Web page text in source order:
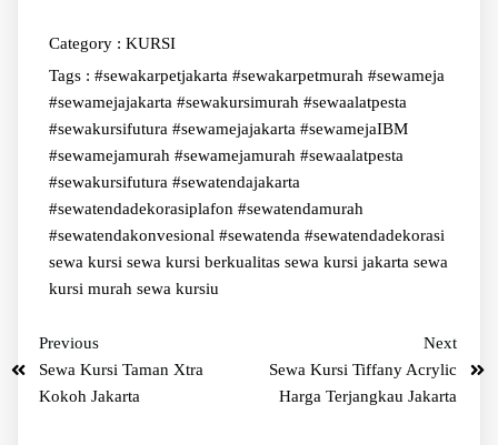
Category : KURSI
Tags : #sewakarpetjakarta #sewakarpetmurah #sewameja
#sewamejajakarta #sewakursimurah #sewaalatpesta
#sewakursifutura #sewamejajakarta #sewamejaIBM
#sewamejamurah #sewamejamurah #sewaalatpesta
#sewakursifutura #sewatendajakarta
#sewatendadekorasiplafon #sewatendamurah
#sewatendakonvesional #sewatenda #sewatendadekorasi
sewa kursi sewa kursi berkualitas sewa kursi jakarta sewa
kursi murah sewa kursiu
Previous
Sewa Kursi Taman Xtra
Kokoh Jakarta
Next
Sewa Kursi Tiffany Acrylic
Harga Terjangkau Jakarta